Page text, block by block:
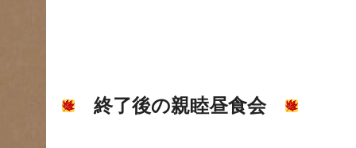
終了後の親睦昼食会